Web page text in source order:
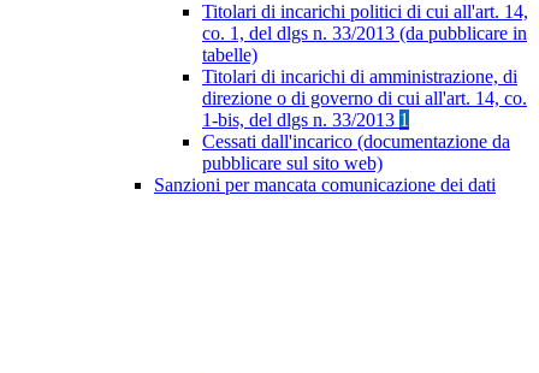
Titolari di incarichi politici di cui all'art. 14,
co. 1, del dlgs n. 33/2013 (da pubblicare in
tabelle)
Titolari di incarichi di amministrazione, di
direzione o di governo di cui all'art. 14, co.
1-bis, del dlgs n. 33/2013 1
Cessati dall'incarico (documentazione da
pubblicare sul sito web)
Sanzioni per mancata comunicazione dei dati